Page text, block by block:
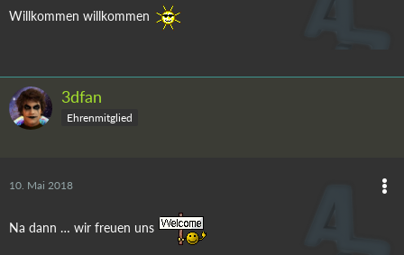
Willkommen willkommen
3dfan
Ehrenmitglied
10. Mai 2018
Na dann … wir freuen uns